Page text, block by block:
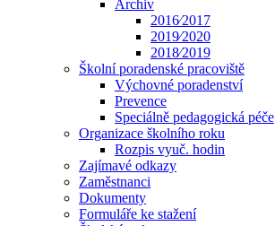
Archiv
2016⁄2017
2019⁄2020
2018⁄2019
Školní poradenské pracoviště
Výchovné poradenství
Prevence
Speciálně pedagogická péče
Organizace školního roku
Rozpis vyuč. hodin
Zajímavé odkazy
Zaměstnanci
Dokumenty
Formuláře ke stažení